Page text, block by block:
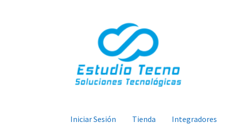
navegación
contenido
Iniciar Sesión Tienda Integradores